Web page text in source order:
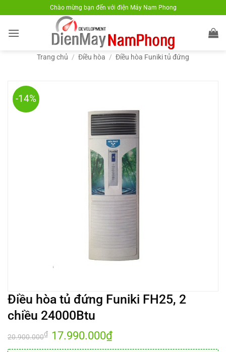
qua
nội
Chào mừng bạn đến với điện Máy Nam Phong
Trang chủ / Điều hòa / Điều hòa Funiki tủ đứng
-14%
Điều hòa tủ đứng Funiki FH25, 2
chiều 24000Btu
20.900.000₫ Giá
gốc
là:
17.990.000₫Giá
tại